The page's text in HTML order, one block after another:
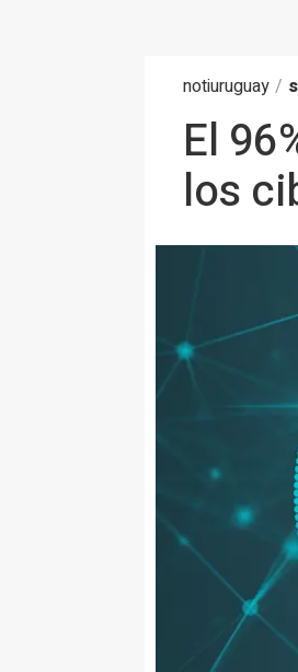
notiuruguay /
El
los